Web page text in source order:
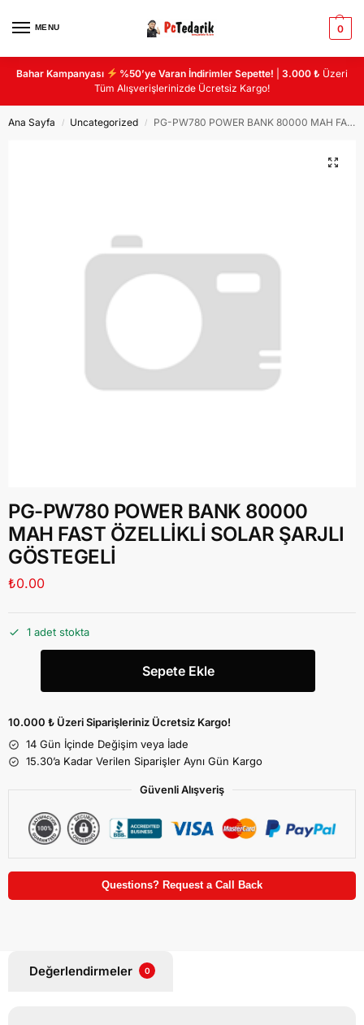
MENU 0
Bahar Kampanyası %50’ye Varan İndirimler Sepette! |3.000 ₺ Üzeri
Tüm Alışverişlerinizde Ücretsiz Kargo!
Ana Sayfa / Uncategorized / PG-PW780 POWER BANK 80000 MAH FAST ÖZELLİKLİ SOLAR ŞARJLI GÖSTEGELİ
PG-PW780 POWER BANK 80000
MAH FAST ÖZELLİKLİ SOLAR ŞARJLI
GÖSTEGELİ
₺0.00
1 adet stokta
Sepete Ekle
10.000 ₺ Üzeri Siparişleriniz Ücretsiz Kargo!
14 Gün İçinde Değişim veya İade
15.30’a Kadar Verilen Siparişler Aynı Gün Kargo
Güvenli Alışveriş
Questions? Request a Call Back
Değerlendirmeler 0